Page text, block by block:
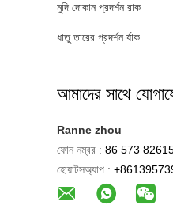
মুদি দোকান প্রদর্শন রাক
ধাতু তারের প্রদর্শন র্যাক
আমাদের সাথে
Ranne zhou
ফোন নম্বর : 86 573
হোয়াটসঅ্যাপ :